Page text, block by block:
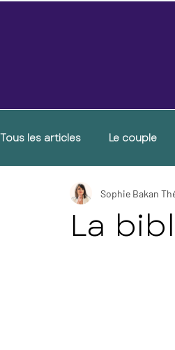
Tous les articles Le couple
La
Sophie Bakan